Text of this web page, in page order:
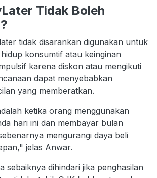
Tidak Boleh
tidak disarankan digunakan untuk
konsumtif atau keinginan
karena diskon atau mengikuti
dapat menyebabkan
yang memberatkan.
ketika orang menggunakan
hari ini dan membayar bulan
mengurangi daya beli
jelas Anwar.
sebaiknya dihindari jika penghasilan